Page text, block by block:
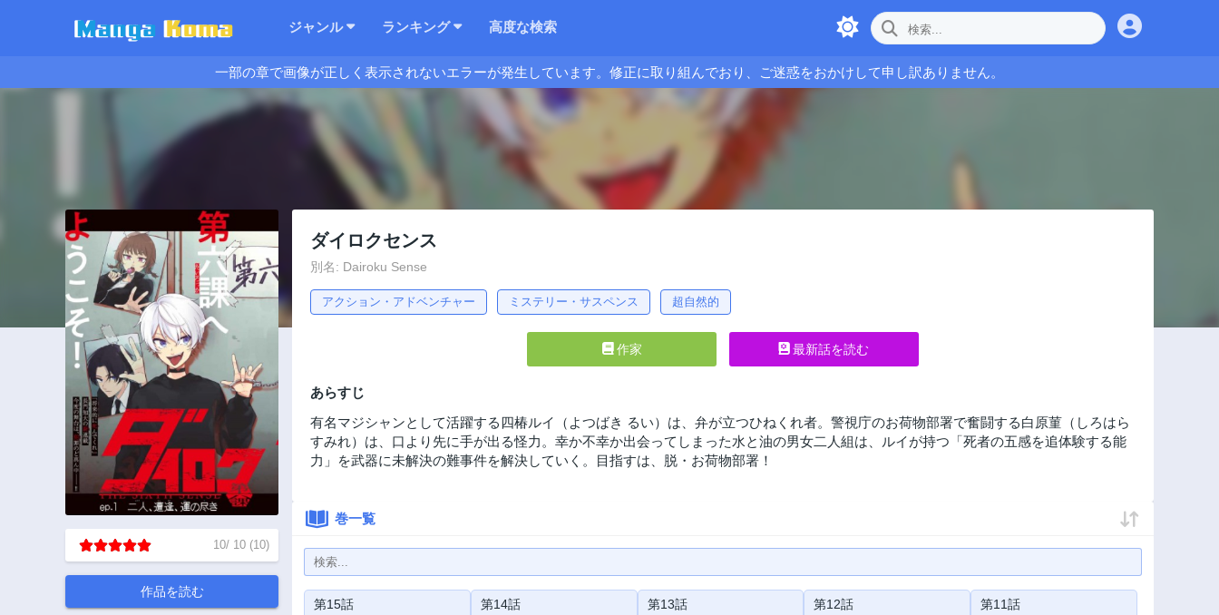
ジャンル ランキング 高度な検索
一部の章で画像が正しく表示されないエラーが発生しています。修正に取り組んでおり、ご迷惑をおかけして申し訳ありません。
10/ 10 (10)
作品を読む
ダイロクセンス
別名: Dairoku Sense
アクション・アドベンチャー ミステリー・サスペンス 超自然的
作家 最新話を読む
あらすじ
有名マジシャンとして活躍する四椿ルイ（よつばき るい）は、弁が立つひねくれ者。警視庁のお荷物部署で奮闘する白原菫（しろはら
すみれ）は、口より先に手が出る怪力。幸か不幸か出会ってしまった水と油の男女二人組は、ルイが持つ「死者の五感を追体験する能
力」を武器に未解決の難事件を解決していく。目指すは、脱・お荷物部署！
巻一覧
第15話 第14話 第13話 第12話 第11話